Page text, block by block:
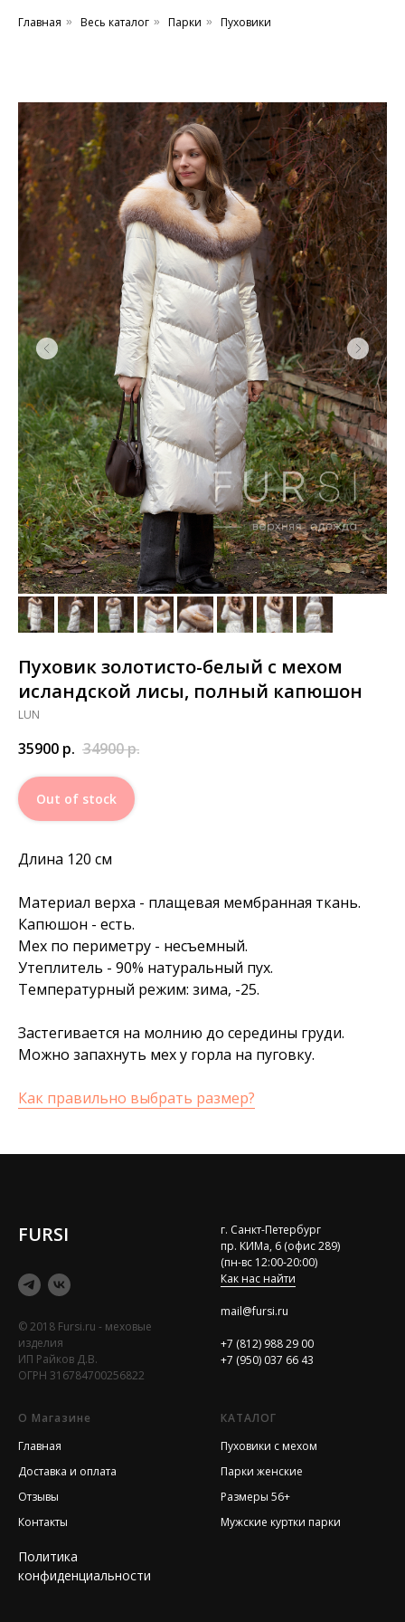
Главная » Весь каталог » Парки » Пуховики
Пуховик золотисто-белый с мехом
исландской лисы, полный капюшон
LUN
35900 р. 34900р.
Out of stock
Длина 120 см
Материал верха - плащевая мембранная ткань.
Капюшон - есть.
Мех по периметру - несъемный.
Утеплитель - 90% натуральный пух.
Температурный режим: зима, -25.
Застегивается на молнию до середины груди.
Можно запахнуть мех у горла на пуговку.
Как правильно выбрать размер?
FURSI
© 2018 Fursi.ru - меховые
изделия
ИП Райков Д.В.
ОГРН 316784700256822
г. Санкт-Петербург
пр. КИМа, 6 (офис 289)
(пн-вс 12:00-20:00)
Как нас найти
mail@fursi.ru
+7 (812) 988 29 00
+7 (950) 037 66 43
О Магазине
Главная
Доставка и оплата
Отзывы
Контакты
Политика
конфиденциальности
КАТАЛОГ
Пуховики с мехом
Парки женские
Размеры 56+
Мужские куртки парки